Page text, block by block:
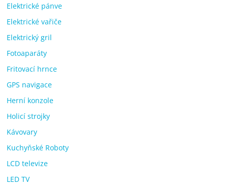
Elektrické pánve
Elektrické vařiče
Elektrický gril
Fotoaparáty
Fritovací hrnce
GPS navigace
Herní konzole
Holicí strojky
Kávovary
Kuchyňské Roboty
LCD televize
LED TV